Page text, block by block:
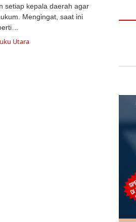
setiap kepala daerah agar
Mengingat, saat ini
Utara